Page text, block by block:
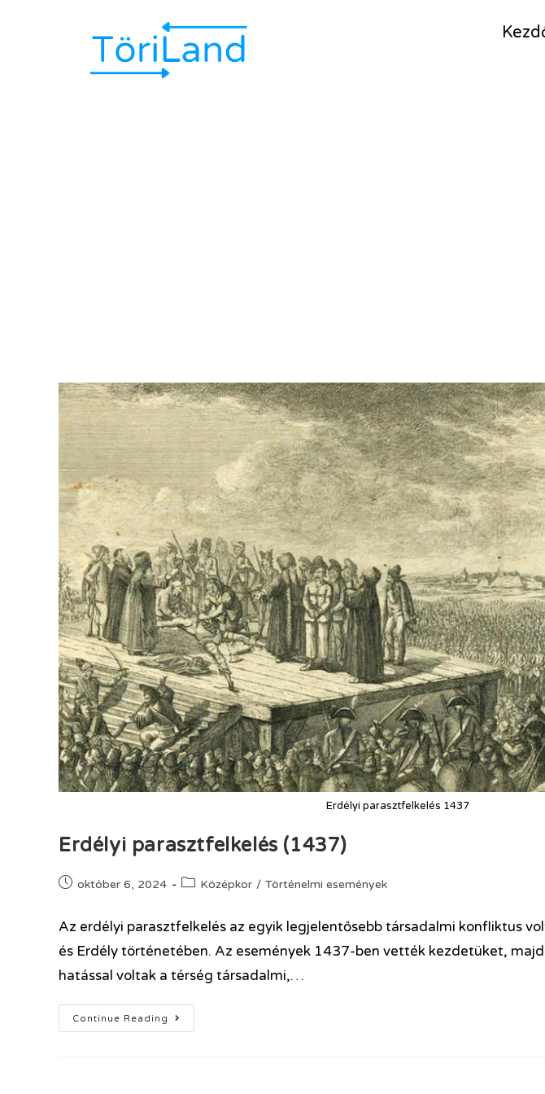
Erdélyi parasztfelkelés 1437
Erdélyi parasztfelkelés (1437)
október 6, 2024 Középkor / Történelmi események
Az erdélyi parasztfelkelés az egyik legjelentősebb társadalmi konfliktus
és Erdély történetében. Az események 1437-ben vették kezdetüket,
hatással voltak a térség társadalmi,…
Continue Reading